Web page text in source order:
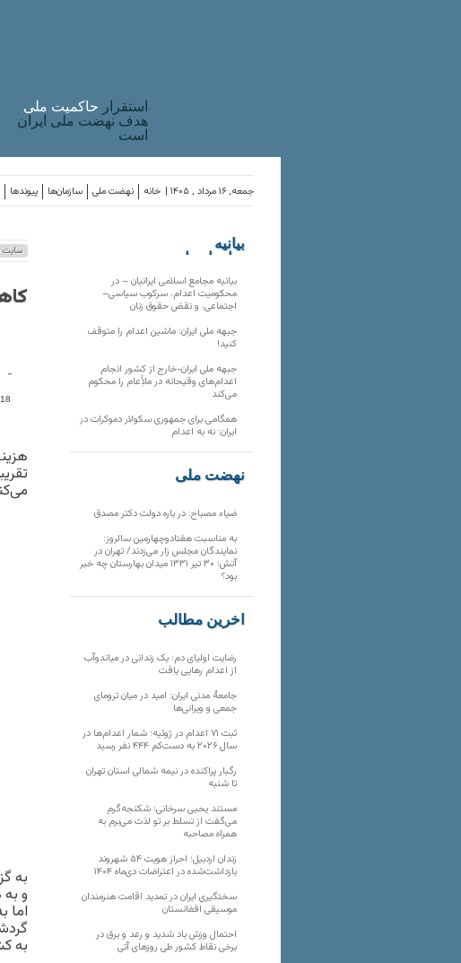
استقرار حاکميت ملی
هدف نهضت ملی ایران
است
پیوندها سازمان‌ها نهضت ملی خانه جمعه, ۱۶ مرداد , ۱۴۰۵ |
سایت
کاهش ۴۲ درصدی سفر
-
اما
به
بیانیه
سازمان‌های
بیانیه مجامع اسلامی ایرانیان – در
محکومیت اعدام، سرکوب سیاسی–
اجتماعی، و نقض حقوق زنان
جبهه ملی ایران: ماشین اعدام را متوقف
کنید!
جبهه ملی ایران-خارج از کشور انجام
اعدام‌های وقیحانه در ملأِعام را محکوم
می‌کند
همگامی برای جمهوری سکولار دموکرات در
ایران: نه به اعدام
نهضت ملی
ضیاء مصباح: در باره دولت دکتر مصدق
به مناسبت هفتادوچهارمین سالروز:
نمایندگان مجلس زار می‌زدند/ تهران در
آتش؛ ۳۰ تیر ۱۳۳۱ میدان بهارستان چه خبر
بود؟
آخرین مطالب
رضایت اولیای دم؛ یک زندانی در میاندوآب
از اعدام رهایی یافت
جامعهٔ مدنی ایران: امید در میان ترومای
جمعی و ویرانی‌ها
ثبت ۷۱ اعدام در ژوئیه؛ شمار اعدام‌ها در
سال ۲۰۲۶ به دست‌کم ۴۴۴ نفر رسید
رگبار پراکنده در نیمه شمالی استان تهران
تا شنبه
مستند یحیی سرخانی؛ شکنجه‌گرم
می‌گفت از تسلط بر تو لذت می‌برم به
همراه مصاحبه
زندان اردبیل؛ احراز هویت ۵۴ شهروند
بازداشت‌شده در اعتراضات دی‌ماه ۱۴۰۴
سختگیری ایران در تمدید اقامت هنرمندان
موسیقی افغانستان
احتمال وزش باد شدید و رعد و برق در
برخی نقاط کشور طی روزهای آتی